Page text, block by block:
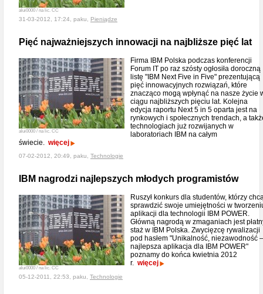
alui0000 / na lic. CC
31-03-2012, 17:24, paku, Pieniądze
Pięć najważniejszych innowacji na najbliższe pięć lat
alui0000 / na lic. CC
Firma IBM Polska podczas konferencji
Forum IT po raz szósty ogłosiła doroczną
listę "IBM Next Five in Five" prezentującą
pięć innowacyjnych rozwiązań, które
znacząco mogą wpłynąć na nasze życie
ciągu najbliższych pięciu lat. Kolejna
edycja raportu Next 5 in 5 oparta jest na
rynkowych i społecznych trendach, a
technologiach już rozwijanych w
laboratoriach IBM na całym
świecie. więcej
07-02-2012, 20:49, paku, Technologie
IBM nagrodzi najlepszych młodych programistów
alui0000 / na lic. CC
Ruszył konkurs dla studentów, którzy
sprawdzić swoje umiejętności w
aplikacji dla technologii IBM POWER.
Główną nagrodą w zmaganiach jest
staż w IBM Polska. Zwycięzcę rywalizacji
pod hasłem "Unikalność, niezawodność –
najlepsza aplikacja dla IBM POWER"
poznamy do końca kwietnia 2012
r. więcej
05-12-2011, 22:53, paku, Technologie